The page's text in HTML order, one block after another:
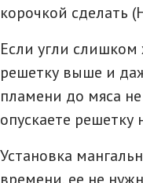
корочкой сделать
Если угли
решетку выше и
пламени до мяса
опускаете решетку
Установка